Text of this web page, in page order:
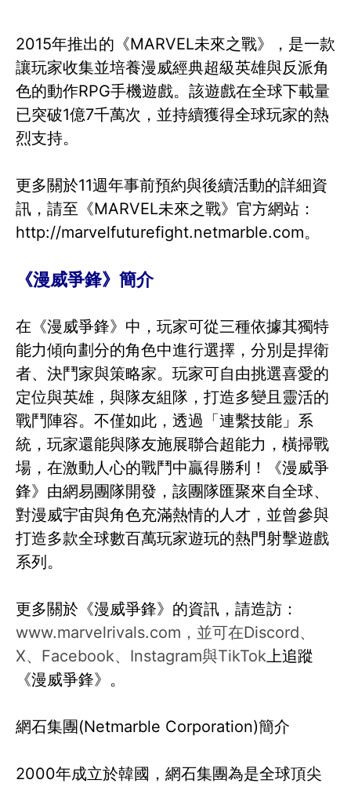
2015年推出的《MARVEL未來之戰》，是一款
讓玩家收集並培養漫威經典超級英雄與反派角
色的動作RPG手機遊戲。該遊戲在全球下載量
已突破1億7千萬次，並持續獲得全球玩家的熱
烈支持。
更多關於11週年事前預約與後續活動的詳細資
訊，請至《MARVEL未來之戰》官方網站：
http://marvelfuturefight.netmarble.com。
《漫威爭鋒》簡介
在《漫威爭鋒》中，玩家可從三種依據其獨特
能力傾向劃分的角色中進行選擇，分別是捍衛
者、決鬥家與策略家。玩家可自由挑選喜愛的
定位與英雄，與隊友組隊，打造多變且靈活的
戰鬥陣容。不僅如此，透過「連繫技能」系
統，玩家還能與隊友施展聯合超能力，橫掃戰
場，在激動人心的戰鬥中贏得勝利！《漫威爭
鋒》由網易團隊開發，該團隊匯聚來自全球、
對漫威宇宙與角色充滿熱情的人才，並曾參與
打造多款全球數百萬玩家遊玩的熱門射擊遊戲
系列。
更多關於《漫威爭鋒》的資訊，請造訪：
www.marvelrivals.com，並可在Discord、
X、Facebook、Instagram與TikTok上追蹤
《漫威爭鋒》。
網石集團(Netmarble Corporation)簡介
2000年成立於韓國，網石集團為是全球頂尖